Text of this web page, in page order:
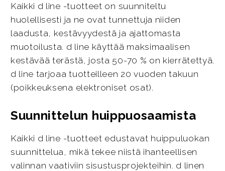
Kaikki d line -tuotteet on suunniteltu
huolellisesti ja ne ovat tunnettuja niiden
laadusta, kestävyydestä ja ajattomasta
muotoilusta. d line käyttää maksimaalisen
kestävää terästä, josta 50-70 % on kierrätettyä.
d line tarjoaa tuotteilleen 20 vuoden takuun
(poikkeuksena elektroniset osat).
Suunnittelun huippuosaamista
Kaikki d line -tuotteet edustavat huippuluokan
suunnittelua, mikä tekee niistä ihanteellisen
valinnan vaativiin sisustusprojekteihin. d linen